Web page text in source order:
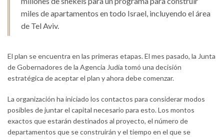
miles de apartamentos en todo Israel, incluyendo el área
de Tel Aviv.
El plan se encuentra en las primeras etapas. El mes pasado, la Junta
de Gobernadores de la Agencia Judía tomó una decisión
estratégica de aceptar el plan y ahora debe comenzar.
La organización ha iniciado los contactos para considerar modos
posibles de juntar el capital necesario para esto. Los montos
exactos que estarán destinados al proyecto, el número de
departamentos que se construirán y el tiempo en el que se